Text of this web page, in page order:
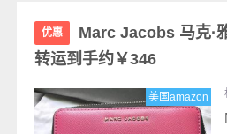
优惠
Marc Jacobs 马克·
转运到手约￥346
美国amazon